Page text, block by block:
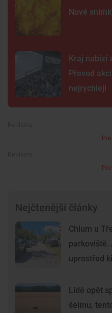
Nové
Kraj nabízí
Převod
nejrychleji
Nejčtenější články
Chlum u
parkoviště.
uprostřed
Lidé opět
šelmu,